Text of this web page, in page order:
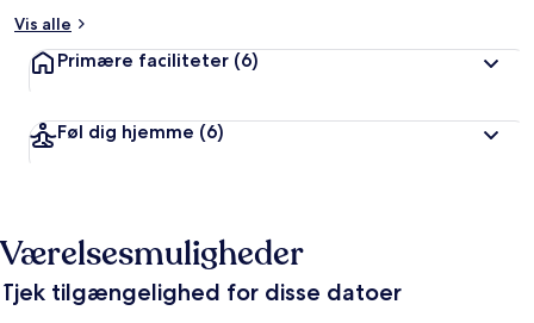
Vis alle
Primære faciliteter (6)
Føl dig hjemme (6)
Værelsesmuligheder
Tjek tilgængelighed for disse datoer